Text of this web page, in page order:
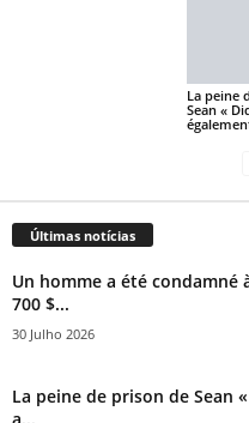
La peine
Sean «
Últimas notícias
Un homme a été condamné
700 $...
30 Julho 2026
La peine de prison de Sean